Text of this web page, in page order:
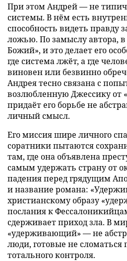
При этом Андрей — не
системы. В нём есть
способность видеть правду
ложью. По замыслу автора, в
Божий», и это делает его
где система лжёт, а где
виновен или безвинно
Андрея тесно связана с
возлюбленную Джессику от
придаёт его борьбе не
личный смысл.
Его миссия шире личного
соратники пытаются
там, где она объявлена
самым удержать страну от
падения перед грядущим
и название романа:
христианскому образу
послания к
сдерживает приход зла. В
«удерживающий» — не
люди, готовые не сломаться
тотального контроля.